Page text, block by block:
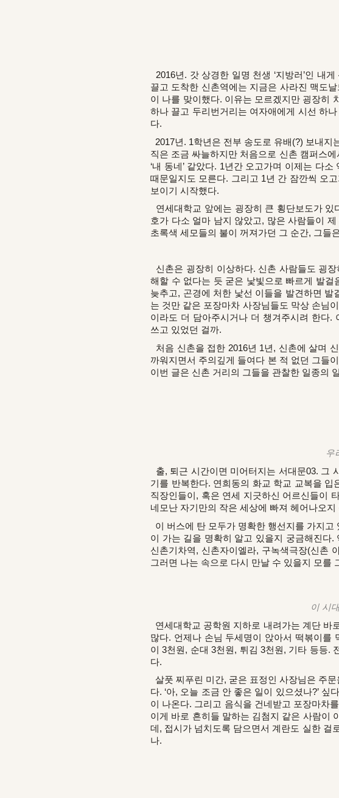
2016년. 갓 상경한 일명 천생 ‘지방러’인 내
끌고 도착한 신촌역에는 지금은 사라진 맥도
이 나를 맞이했다. 이유는 모르겠지만 굉장히
하나 끌고 두리번거리는 여자애에게 시선 하
다.
2017년. 1학년은 전부 송도로 유배(?) 보내지
직은 조금 싸늘하지만 처음으로 신촌 캠퍼스
‘내 동네’ 같았다. 1년간 오고가며 이제는 다
때문일지도 모른다. 그리고 1년 간 잠깐씩 오
보이기 시작했다.
연세대학교 앞에는 굉장히 큰 횡단보도가 있
호가 다소 얼마 남지 않았고, 많은 사람들이
초록색 세모들의 불이 꺼져가던 그 순간, 그들
신촌은 굉장히 이상하다. 신촌 사람들도 굉
해할 수 없다는 듯 굳은 낯빛으로 빠르게 발
늦추고, 곤경에 처한 낯선 이들을 발견하면
는 것만 같은 포장마차 사장님들도 막상 손님
이라도 더 담아주시거나 더 챙겨주시려 한다.
쓰고 있었던 걸까.
처음 신촌을 접한 2016년 1년, 신촌에 살며
까워지면서 주의깊게 들여다 본 적 없던 그들
이번 글은 신촌 거리의 그들을 관찰한 일종의
우
출, 퇴근 시간이면 미어터지는 서대문03. 그
기를 반복한다. 연희동의 화교 학교 교복을
직장인들이, 혹은 연세 지긋하신 어르신들이
네모난 자기만의 작은 세상에 빠져 헤어나오
이 버스에 탄 모두가 명확한 행선지를 가지
이 가는 길을 명확히 알고 있을지 궁금해진다
신촌기차역, 신촌자이엘라, 구녹색극장(신촌
그러면 나는 속으로 다시 만날 수 있을지 모를
이 시
연세대학교 공학원 지하로 내려가는 계단 바
많다. 언제나 손님 두세명이 앉아서 떡볶이를
이 3천원, 순대 3천원, 튀김 3천원, 기타 등등.
다.
살풋 찌푸린 미간, 굳은 표정인 사장님은 주
다. ‘아, 오늘 조금 안 좋은 일이 있으셨나?’
이 나온다. 그리고 음식을 건네받고 포장마차
이게 바로 흔히들 말하는 김첨지 같은 사람이
데, 접시가 넘치도록 담으면서 계란도 실한 걸
나.